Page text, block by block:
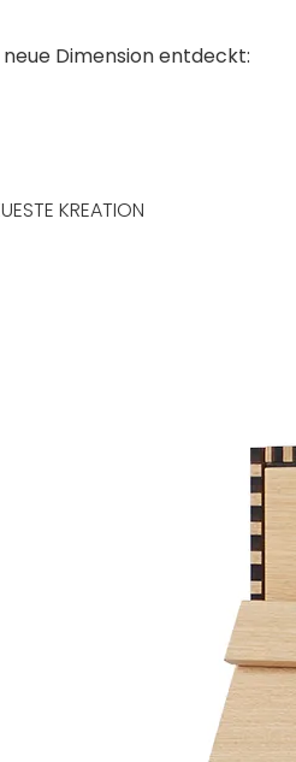
Dimension entdeckt:
KREATION